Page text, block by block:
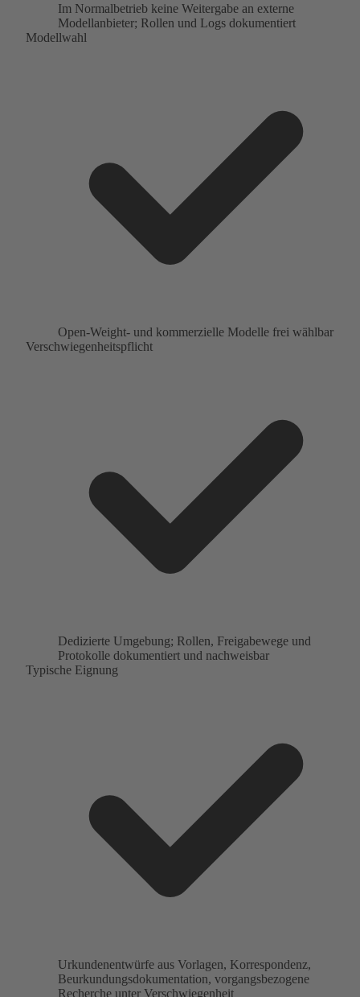
Im Normalbetrieb keine Weitergabe an externe
Modellanbieter; Rollen und Logs dokumentiert
Modellwahl
Open-Weight- und kommerzielle Modelle frei wählbar
Verschwiegenheitspflicht
Dedizierte Umgebung; Rollen, Freigabewege und
Protokolle dokumentiert und nachweisbar
Typische Eignung
Urkundenentwürfe aus Vorlagen, Korrespondenz,
Beurkundungsdokumentation, vorgangsbezogene
Recherche unter Verschwiegenheit